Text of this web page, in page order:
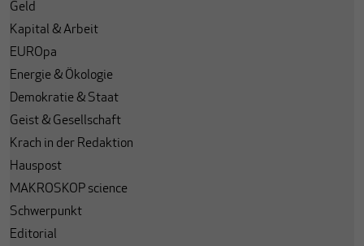
Geld
Kapital & Arbeit
EUROpa
Energie & Ökologie
Demokratie & Staat
Geist & Gesellschaft
Krach in der Redaktion
Hauspost
MAKROSKOP science
Schwerpunkt
Editorial